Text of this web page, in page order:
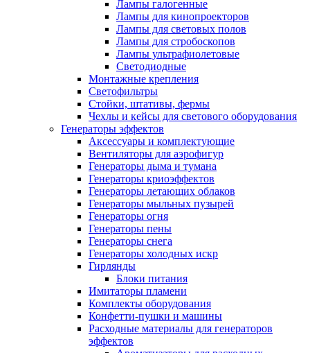
Лампы галогенные
Лампы для кинопроекторов
Лампы для световых полов
Лампы для стробоскопов
Лампы ультрафиолетовые
Светодиодные
Монтажные крепления
Светофильтры
Стойки, штативы, фермы
Чехлы и кейсы для светового оборудования
Генераторы эффектов
Аксессуары и комплектующие
Вентиляторы для аэрофигур
Генераторы дыма и тумана
Генераторы криоэффектов
Генераторы летающих облаков
Генераторы мыльных пузырей
Генераторы огня
Генераторы пены
Генераторы снега
Генераторы холодных искр
Гирлянды
Блоки питания
Имитаторы пламени
Комплекты оборудования
Конфетти-пушки и машины
Расходные материалы для генераторов
эффектов